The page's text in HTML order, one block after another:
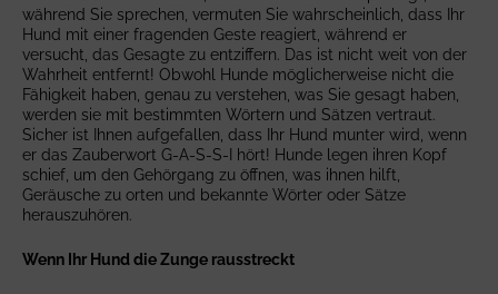
während Sie sprechen, vermuten Sie wahrscheinlich, dass Ihr
Hund mit einer fragenden Geste reagiert, während er
versucht, das Gesagte zu entziffern. Das ist nicht weit von der
Wahrheit entfernt! Obwohl Hunde möglicherweise nicht die
Fähigkeit haben, genau zu verstehen, was Sie gesagt haben,
werden sie mit bestimmten Wörtern und Sätzen vertraut.
Sicher ist Ihnen aufgefallen, dass Ihr Hund munter wird, wenn
er das Zauberwort G-A-S-S-I hört! Hunde legen ihren Kopf
schief, um den Gehörgang zu öffnen, was ihnen hilft,
Geräusche zu orten und bekannte Wörter oder Sätze
herauszuhören.
Wenn Ihr Hund die Zunge rausstreckt